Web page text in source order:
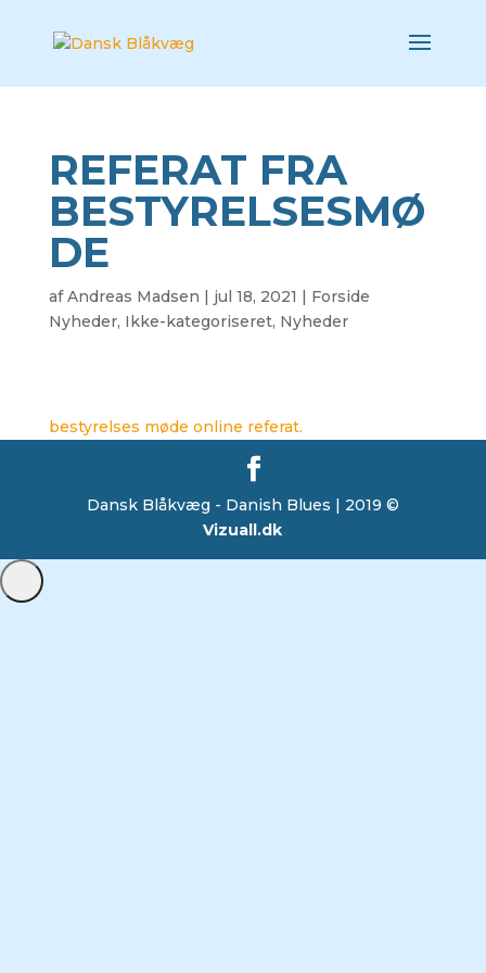
REFERAT FRA
BESTYRELSESMØ
DE
afAndreas Madsen | jul 18, 2021 | Forside
Nyheder, Ikke-kategoriseret, Nyheder
bestyrelses møde online referat.
Dansk Blåkvæg - Danish Blues | 2019 ©
Vizuall.dk